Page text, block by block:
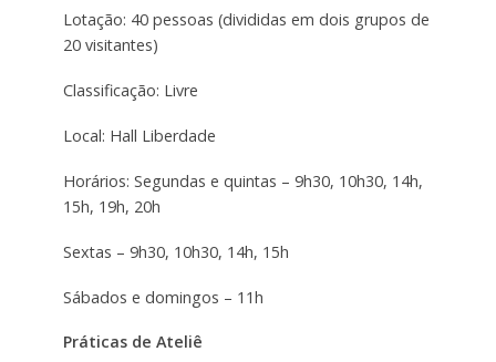
Lotação: 40 pessoas (divididas em dois grupos de
20 visitantes)
Classificação: Livre
Local: Hall Liberdade
Horários: Segundas e quintas – 9h30, 10h30, 14h,
15h, 19h, 20h
Sextas – 9h30, 10h30, 14h, 15h
Sábados e domingos – 11h
Práticas de Ateliê